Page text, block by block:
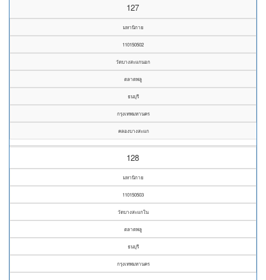
127
มหานิกาย
110150502
วัดบางสะแกนอก
ตลาดพลู
ธนบุรี
กรุงเทพมหานคร
คลองบางสะแก
128
มหานิกาย
110150503
วัดบางสะแกใน
ตลาดพลู
ธนบุรี
กรุงเทพมหานคร